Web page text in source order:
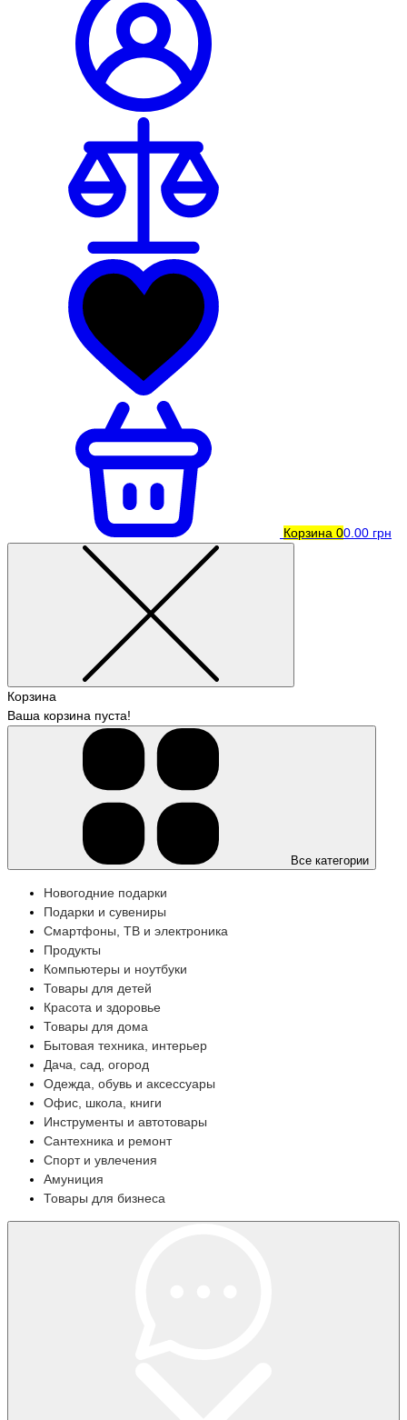
Корзина 00.00 грн
Корзина
Ваша корзина пуста!
Все категории
Новогодние подарки
Подарки и сувениры
Смартфоны, ТВ и электроника
Продукты
Компьютеры и ноутбуки
Товары для детей
Красота и здоровье
Товары для дома
Бытовая техника, интерьер
Дача, сад, огород
Одежда, обувь и аксессуары
Офис, школа, книги
Инструменты и автотовары
Сантехника и ремонт
Спорт и увлечения
Амуниция
Товары для бизнеса